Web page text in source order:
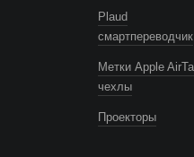
Plaud
смартпереводчик
Метки Apple
чехлы
Проекторы